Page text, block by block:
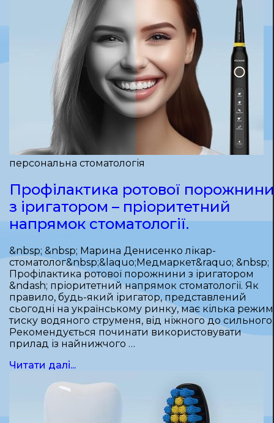
персональна стоматологія
Профілактика ротової порожнини
з іригатором – пріоритетний
напрямок стоматології.
&nbsp; &nbsp; Марина Денисенко лікар-
стоматолог&nbsp;&laquo;Медмаркет&raquo; &nbsp;
Профілактика ротової порожнини з іригатором
&ndash; пріоритетний напрямок стоматології. Як
правило, будь-який іригатор, представлений
сьогодні на українському ринку, має кілька
тиску водяного струменя, від ніжного до сильного.
Рекомендується починати використовувати
прилад із найнижчого …
Читати далі...